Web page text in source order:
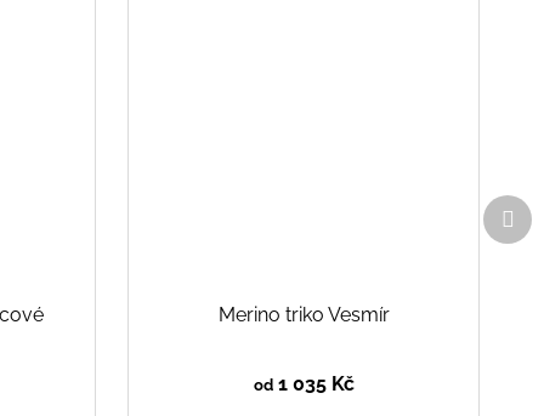
Merino triko Vesmír
od1 035 Kč